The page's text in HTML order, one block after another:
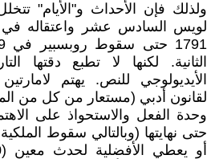
ولذلك فإن الأحداث و"الأيام"
الثانية. لكنها لا تطبع دقتها
الأيديولوجي للنص. يهتم
لقانون أدبي (مستعار من كل من
وحدة الفعل والاستحواذ على